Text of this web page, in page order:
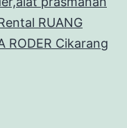
RUANG
RODER Cikarang